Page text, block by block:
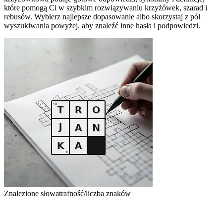
które pomogą Ci w szybkim rozwiązywaniu krzyżówek, szarad i
rebusów. Wybierz najlepsze dopasowanie albo skorzystaj z pól
wyszukiwania powyżej, aby znaleźć inne hasła i podpowiedzi.
Znalezione słowatrafność/liczba znaków